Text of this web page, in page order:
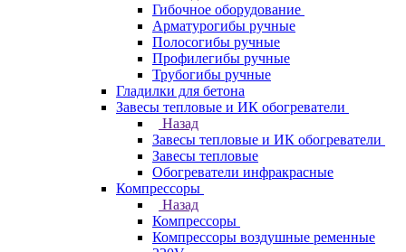
Гибочное оборудование
Арматурогибы ручные
Полосогибы ручные
Профилегибы ручные
Трубогибы ручные
Гладилки для бетона
Завесы тепловые и ИК обогреватели
Назад
Завесы тепловые и ИК обогреватели
Завесы тепловые
Обогреватели инфракрасные
Компрессоры
Назад
Компрессоры
Компрессоры воздушные ременные